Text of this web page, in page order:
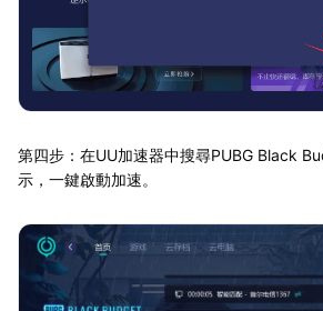
第四步：在UU加速器中搜尋PUBG Black
示，一鍵啟動加速。